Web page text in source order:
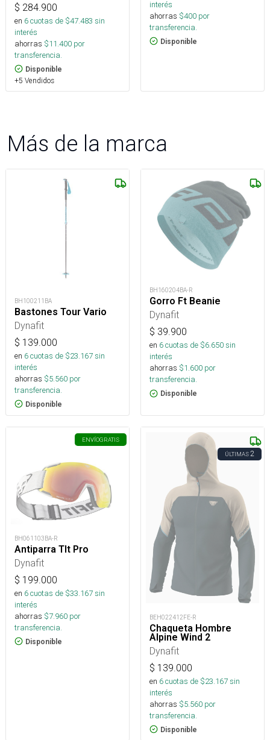
$ 284.900
en 6cuotas de $47.483 sin
interés
ahorras $11.400 por
transferencia.
Disponible
+5 Vendidos
interés
ahorras $400 por
transferencia.
Disponible
Más de la marca
BH100211BA
Bastones Tour Vario
Dynafit
$ 139.000
en 6cuotas de $23.167sin
interés
ahorras $5.560 por
transferencia.
Disponible
BH160204BA-R
Gorro Ft Beanie
Dynafit
$ 39.900
en 6cuotas de $6.650sin
interés
ahorras $1.600 por
transferencia.
Disponible
ENVÍOGRATIS
BH061103BA-R
Antiparra Tlt Pro
Dynafit
$ 199.000
en 6cuotas de $33.167sin
interés
ahorras $7.960 por
transferencia.
Disponible
ÚLTIMAS2
BEH022412FE-R
Chaqueta Hombre
Alpine Wind 2
Dynafit
$ 139.000
en 6cuotas de $23.167sin
interés
ahorras $5.560 por
transferencia.
Disponible